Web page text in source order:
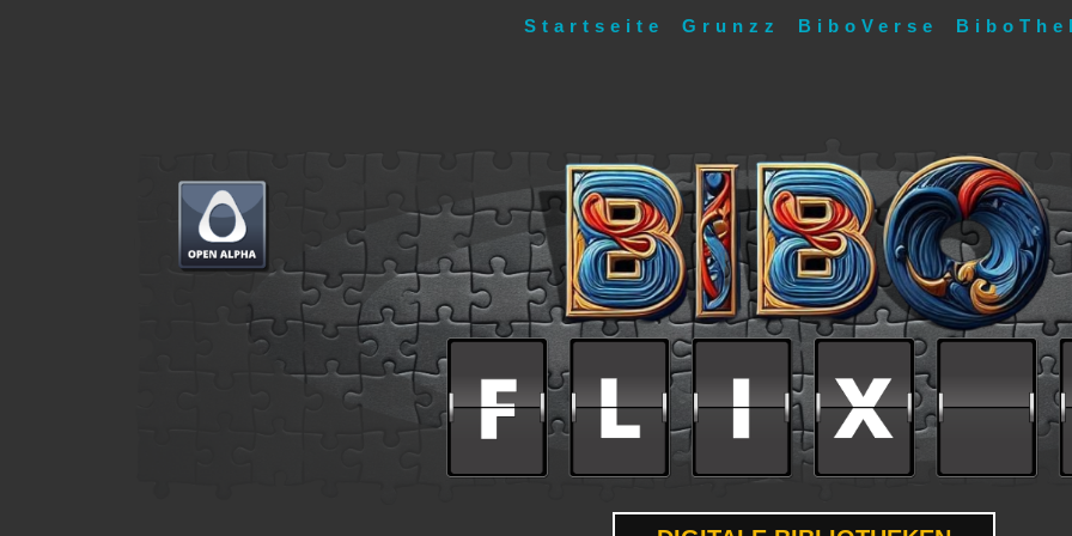
Startseite Grunzz BiboVerse